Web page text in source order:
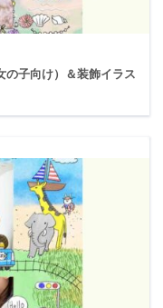
の子向け）＆装飾イラス